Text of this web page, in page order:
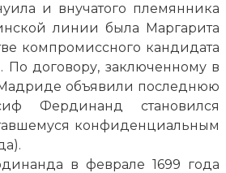
и внучатого племянника
линии была Маргарита
компромиссного кандидата
По договору, заключенному в
объявили последнюю
Фердинанд становился
конфиденциальным
в феврале 1699 года